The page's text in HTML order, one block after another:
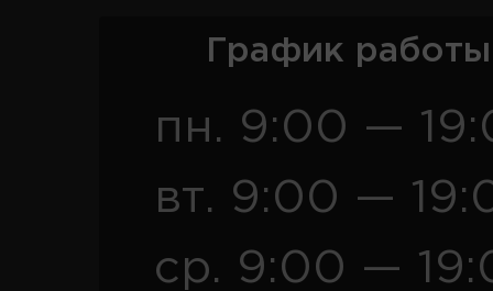
График
пн. 9:00 —
вт. 9:00 —
ср. 9:00 —